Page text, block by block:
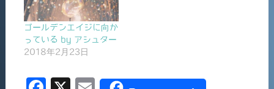
ゴールデンエイジに向か
っている by アシュター
2018年2月23日